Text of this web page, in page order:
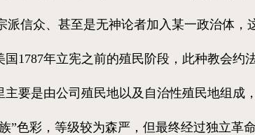
派信众、甚至是无神论者加入某一政治体
1787年立宪之前的殖民阶段，此种教会约
要是由公司殖民地以及自治性殖民地组成
”色彩，等级较为森严，但最终经过独立革